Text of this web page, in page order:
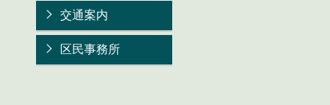
交通案内
区民事務所